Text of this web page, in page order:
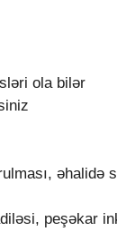
ola bilər
peşəkar